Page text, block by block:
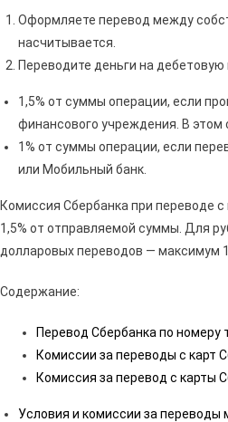
Оформляете перевод между
насчитывается.
Переводите деньги на дебетовую
1,5% от суммы операции, если
финансового учреждения. В этом
1% от суммы операции, если
или Мобильный банк.
Комиссия Сбербанка при переводе с
1,5% от отправляемой суммы. Для
долларовых переводов — максимум
Содержание:
Перевод Сбербанка по номеру
Комиссии за переводы с карт
Комиссия за перевод с карты
Условия и комиссии за переводы